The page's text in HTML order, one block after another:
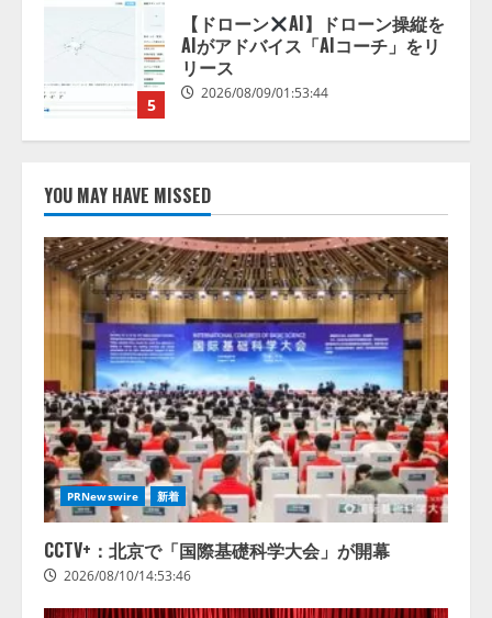
病院向け生成AIサービス「OPTiM
AI ホスピタル」、 病歴要約を自
動生成する新機能を提供開始
2
AIデータセンター市場は2035年に
1,975億7000万米ドルへ、AI需要
成長が加速
2026/08/10/12:53:44
3
生成AI人事労務実践研究会〈HR
AI Lab〉推進協議会 ── 9社連合が
贈る、人事労務 × AIの実践知 ──
「奇跡のセミナー」シリーズ始
動！ HR × AI SEMINAR 2026
2026/08/10/10:53:44
4
Olive、AI活用における「人の状態
データ」活用設計を公開
2026/08/10/09:53:47
YOU MAY HAVE MISSED
PRNewswire 新着
CCTV+：北京で「国際基礎科学大会」が開幕
2026/08/10/14:53:46